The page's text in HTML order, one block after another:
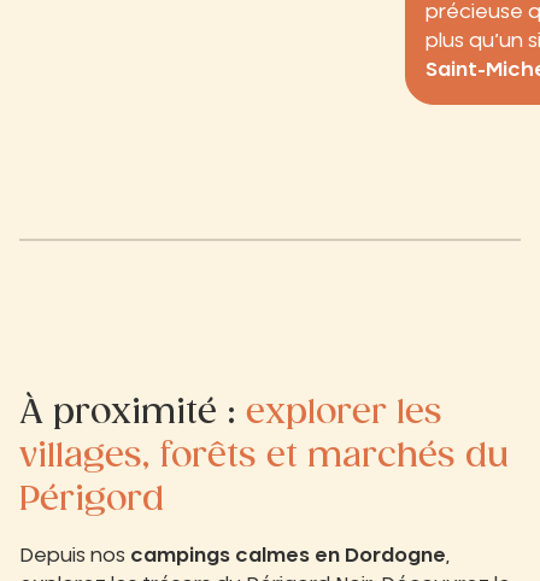
précieuse
plus qu’un
Saint-
À proximité : explorer les
villages, forêts et marchés du
Périgord
Depuis nos campings calmes en Dordogne